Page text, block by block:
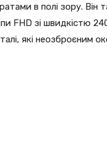
в полі зору. Він
FHD зі швидкістю
які неозброєним